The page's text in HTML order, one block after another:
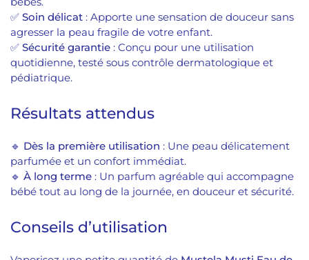
✅ Soin délicat : Apporte une sensation de douceur sans
agresser la peau fragile de votre enfant.
✅ Sécurité garantie : Conçu pour une utilisation
quotidienne, testé sous contrôle dermatologique et
pédiatrique.
Résultats attendus
🔹 Dès la première utilisation : Une peau délicatement
parfumée et un confort immédiat.
🔹 À long terme : Un parfum agréable qui accompagne
bébé tout au long de la journée, en douceur et sécurité.
Conseils d’utilisation